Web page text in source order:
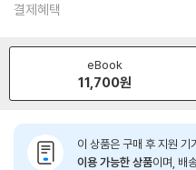
결제혜택
eBook
11,700원
이 상품은 구매 후 지원 기
이용 가능한 상품이며, 배